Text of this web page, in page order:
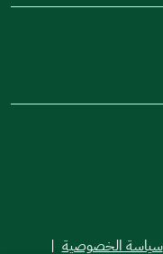
سياسة الخصوصية |